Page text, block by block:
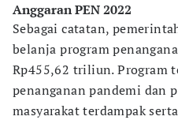
Anggaran PEN 2022
Sebagai catatan,
belanja program
Rp455,62 triliun. Program
penanganan pandemi dan
masyarakat terdampak